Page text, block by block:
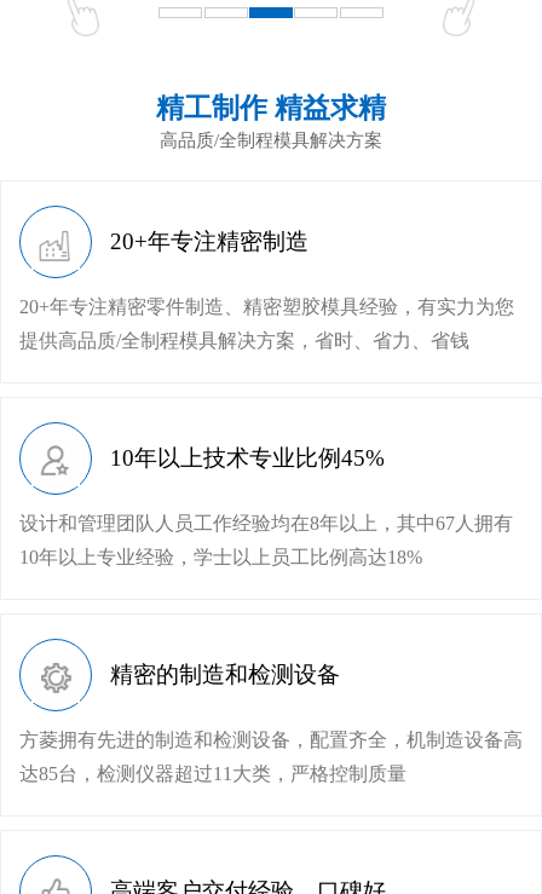
精工制作 精益求精
高品质/全制程模具解决方案
20+年专注精密制造
20+年专注精密零件制造、精密塑胶模具经验，有实力为您
提供高品质/全制程模具解决方案，省时、省力、省钱
10年以上技术专业比例45%
设计和管理团队人员工作经验均在8年以上，其中67人拥有
10年以上专业经验，学士以上员工比例高达18%
精密的制造和检测设备
方菱拥有先进的制造和检测设备，配置齐全，机制造设备高
达85台，检测仪器超过11大类，严格控制质量